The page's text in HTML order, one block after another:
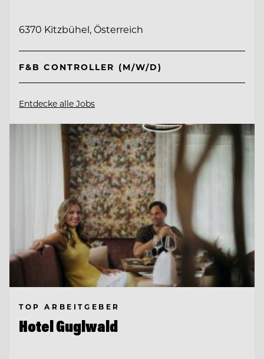
6370 Kitzbühel, Österreich
F&B CONTROLLER (M/W/D)
Entdecke alle Jobs
TOP ARBEITGEBER
Hotel Guglwald